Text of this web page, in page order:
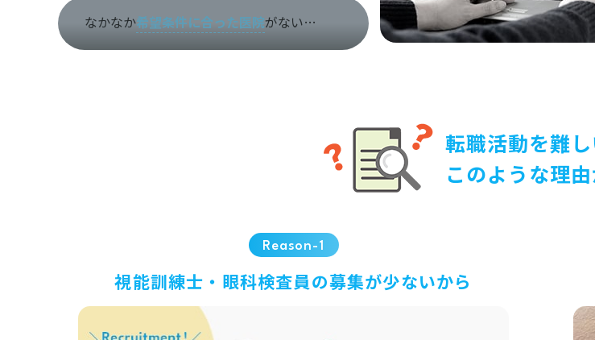
なかなか希望条件に合った医院がない…
転職活動を難し
このような理由
Reason-1
視能訓練士・眼科検査員の募集が少ないから